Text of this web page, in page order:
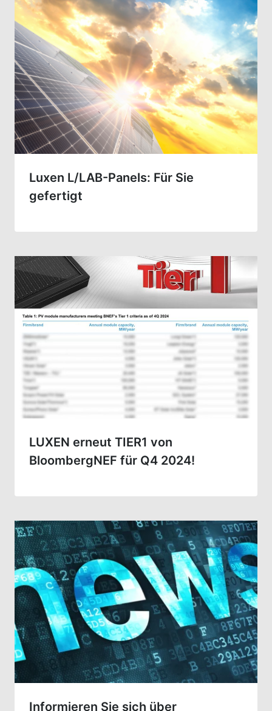
Luxen L/LAB-Panels: Für Sie
gefertigt
LUXEN erneut TIER1 von
BloombergNEF für Q4 2024!
Informieren Sie sich über